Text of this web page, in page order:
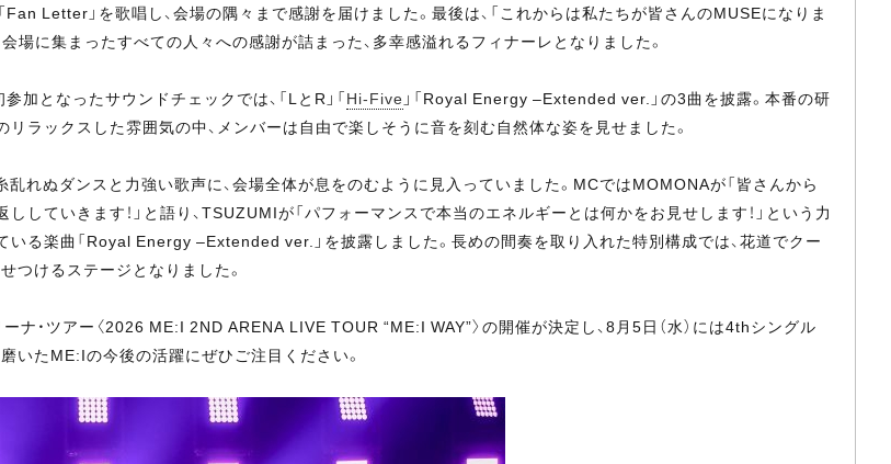
Letter」を歌唱し、会場の隅々まで感謝を届けました。最後は、「これからは私たちが皆さんのMUSEになりま
会場に集まったすべての人々への感謝が詰まった、多幸感溢れるフィナーレとなりました。
となったサウンドチェックでは、「LとR」「Hi-Five 」「Royal Energy –Extended ver.」の3曲を披露。本番の研
ラックスした雰囲気の中、メンバーは自由で楽しそうに音を刻む自然体な姿を見せました。
乱れぬダンスと力強い歌声に、会場全体が息をのむように見入っていました。MCではMOMONAが「皆さんから
ていきます！」と語り、TSUZUMIが「パフォーマンスで本当のエネルギーとは何かをお見せします！」という力
る楽曲「Royal Energy –Extended ver.」を披露しました。長めの間奏を取り入れた特別構成では、花道でクー
つけるステージとなりました。
ナ・ツアー〈2026 ME:I 2ND ARENA LIVE TOUR “ME:I WAY”〉の開催が決定し、8月5日（水）には4thシングル
いたME:Iの今後の活躍にぜひご注目ください。